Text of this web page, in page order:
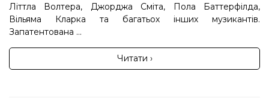
Літтла Волтера, Джорджа Сміта, Пола Баттерфілда,
Вільяма Кларка та багатьох інших музикантів.
Запатентована ...
Читати ›